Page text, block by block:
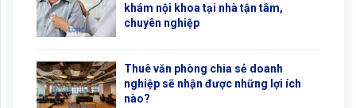
khám nội khoa tại nhà tận tâm,
chuyên nghiệp
Thuê văn phòng chia sẻ doanh
nghiệp sẽ nhận được những lợi ích
nào?